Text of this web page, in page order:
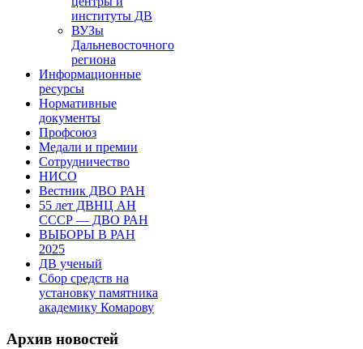
институты ДВ
ВУЗы
Дальневосточного
региона
Информационные
ресурсы
Нормативные
документы
Профсоюз
Медали и премии
Сотрудничество
НИСО
Вестник ДВО РАН
55 лет ДВНЦ АН
СССР — ДВО РАН
ВЫБОРЫ В РАН
2025
ДВ ученый
Сбор средств на
установку памятника
академику Комарову
Архив новостей